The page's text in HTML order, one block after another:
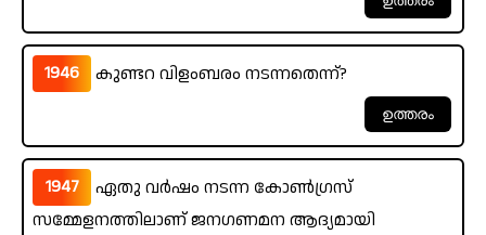
1946 കുണ്ടറ വിളംബരം നടന്നതെന്ന്?
1947
ഏതു വർഷം നടന്ന കോൺഗ്രസ്
സമ്മേളനത്തിലാണ് ജനഗണമന ആദ്യമായി